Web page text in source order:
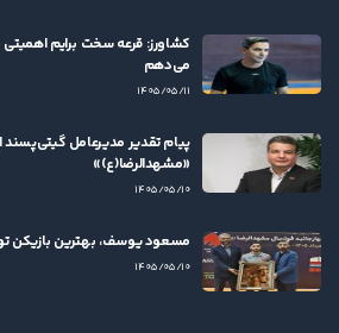
کشاورز: قرعه سخت برایم اهمیتی
می‌دهم
۱۴۰۵/۰۵/۱۱
پیام تقدیر مدیرعامل گیتی‌پسند از
«مشهدالرضا(ع)»
۱۴۰۵/۰۵/۱۰
مسعود یوسف، بهترین بازیکن
۱۴۰۵/۰۵/۱۰